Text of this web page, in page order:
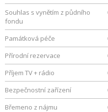
Souhlas s vynětím z půdního
fondu
Památková péče
Přírodní rezervace
Příjem TV + rádio
Bezpečnostní zařízení
Břemeno z nájmu